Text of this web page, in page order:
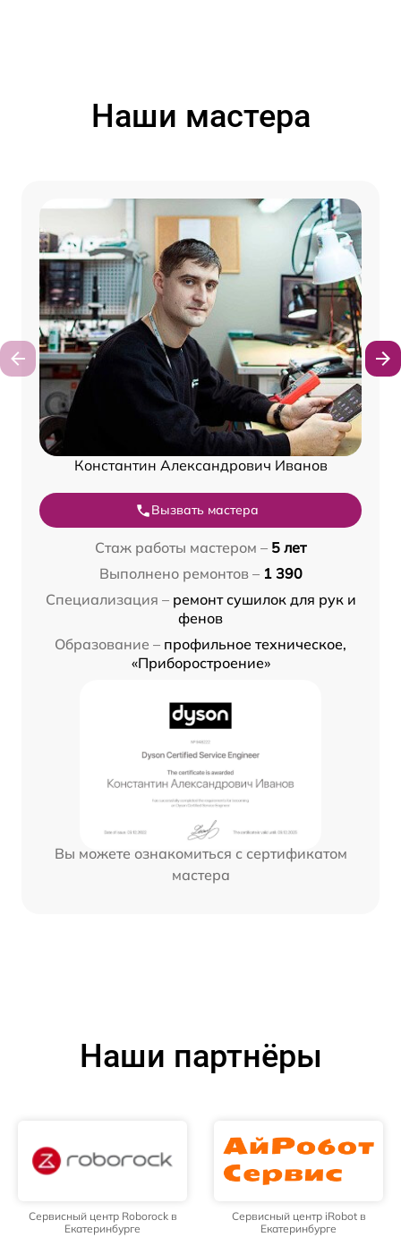
Наши мастера
Константин Александрович Иванов
Вызвать мастера
Стаж работы мастером – 5 лет
Выполнено ремонтов – 1 390
Специализация – ремонт сушилок для рук и
фенов
Образование – профильное техническое,
«Приборостроение»
Вы можете ознакомиться с сертификатом
мастера
Наши партнёры
Сервисный центр Roborock в
Екатеринбурге
Сервисный центр iRobot в
Екатеринбурге